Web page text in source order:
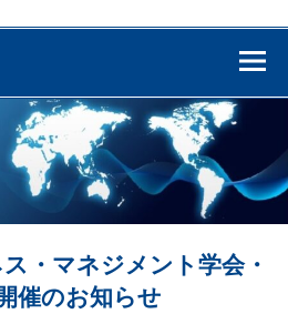
・マネジメント学会・
催のお知らせ